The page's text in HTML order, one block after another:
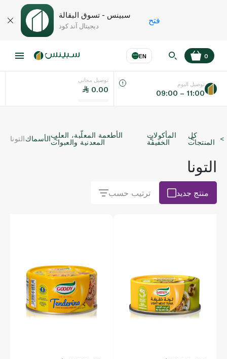
سبينس - تسوق البقالة
ديجيتال آند كود
فتح
EN
اللغة عر
KSA
0
توصيل مجاني
0.00
توصيل اليوم
09:00 – 11:00
كل
المنتجات
المأكولات
الخفيفة
الأطعمة المعلّبة، العلب
المعدنية والعبواتالأسماكالتونا
التونا
منتج جديد ترتيب حسب